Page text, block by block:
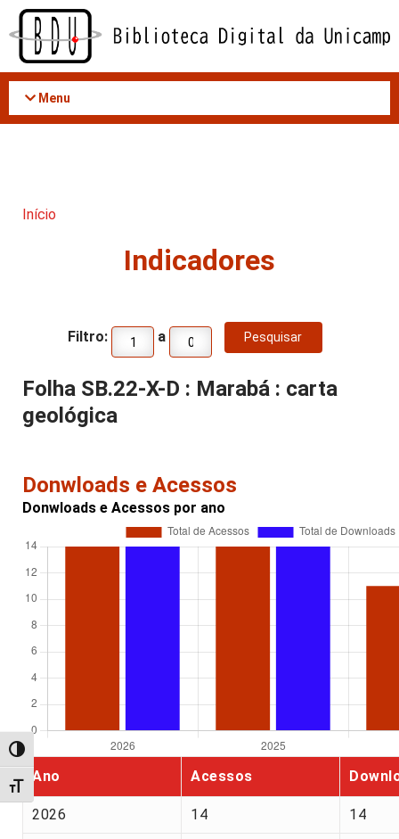
Acessar
conteúdo
Alternar alto contraste
Alternar tamanho da fonte
Menu
Início
Indicadores
Filtro: a
Folha SB.22-X-D : Marabá : carta
geológica
Donwloads e Acessos
Donwloads e Acessos por ano
Ano Acessos
2026 14 14